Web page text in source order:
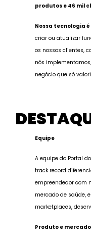
produtos e 46 mil
Nossa tecnologia
criar ou atualizar
os nossos clientes,
nós
negócio que só
Equipe
A equipe do Portal
track record
empreendedor com
mercado de saúde,
marketplaces,
Produto e mercado